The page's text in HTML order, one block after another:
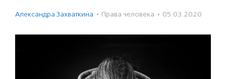
Александра Захваткина · Права человека · 05.03.2020